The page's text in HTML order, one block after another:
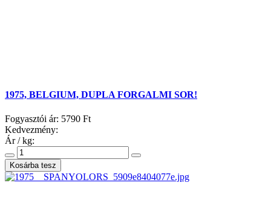
1975, BELGIUM, DUPLA FORGALMI SOR!
Fogyasztói ár: 5790 Ft
Kedvezmény:
Ár / kg: